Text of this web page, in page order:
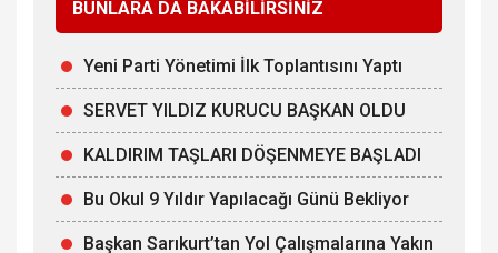
BUNLARA DA BAKABİLİRSİNİZ
Yeni Parti Yönetimi İlk Toplantısını Yaptı
SERVET YILDIZ KURUCU BAŞKAN OLDU
KALDIRIM TAŞLARI DÖŞENMEYE BAŞLADI
Bu Okul 9 Yıldır Yapılacağı Günü Bekliyor
Başkan Sarıkurt’tan Yol Çalışmalarına Yakın